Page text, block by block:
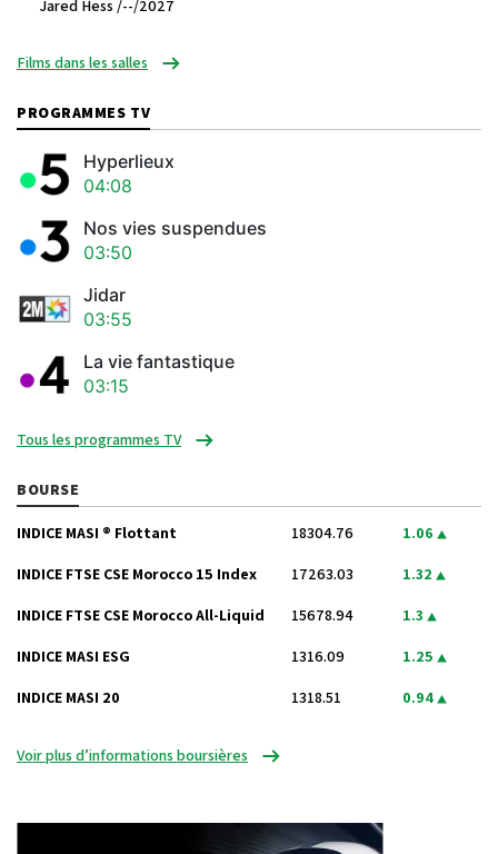
Jared Hess /--/2027
Films dans les salles
PROGRAMMES TV
Hyperlieux
04:08
Nos vies suspendues
03:50
Jidar
03:55
La vie fantastique
03:15
Tous les programmes TV
BOURSE
INDICE MASI ® Flottant 18304.76 1.06
INDICE FTSE CSE Morocco 15 Index 17263.03 1.32
INDICE FTSE CSE Morocco All-Liquid 15678.94 1.3
INDICE MASI ESG 1316.09 1.25
INDICE MASI 20 1318.51 0.94
Voir plus d’informations boursières